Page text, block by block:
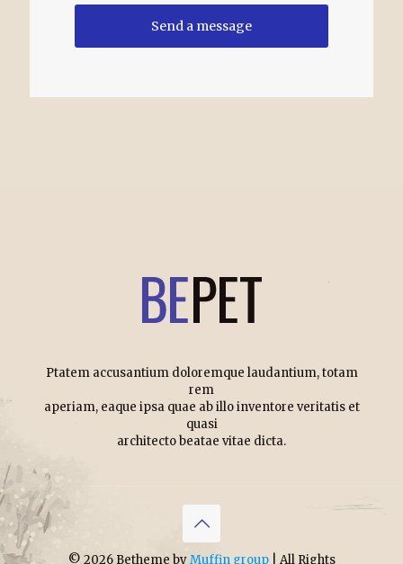
Ptatem accusantium doloremque laudantium, totam
rem
aperiam, eaque ipsa quae ab illo inventore veritatis et
quasi
architecto beatae vitae dicta.
© 2026 Betheme byMuffin group| All Rights